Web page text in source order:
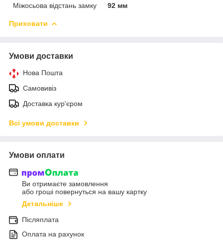
Міжосьова відстань замку
92 мм
Приховати
Умови доставки
Нова Пошта
Самовивіз
Доставка кур'єром
Всі умови доставки
Умови оплати
Ви отримаєте замовлення
або гроші повернуться на вашу картку
Детальніше
Післяплата
Оплата на рахунок